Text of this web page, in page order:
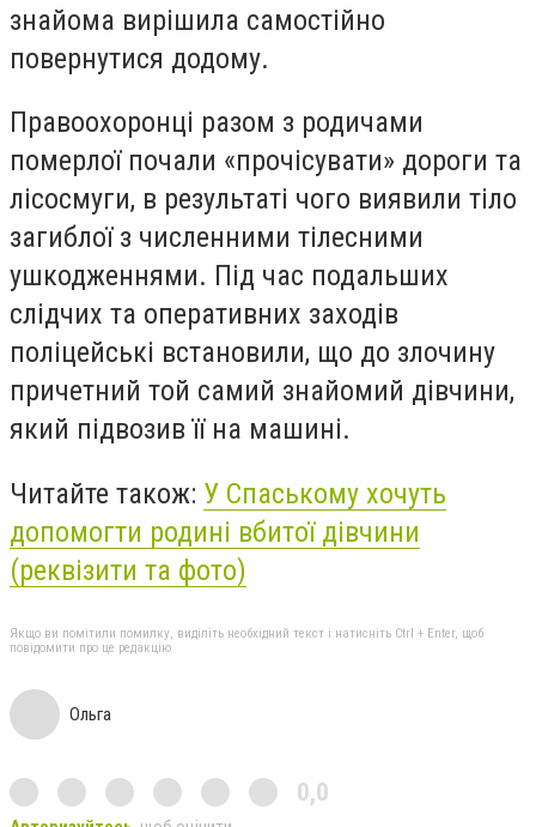
знайома вирішила самостійно
повернутися додому.
Правоохоронці разом з родичами
померлої почали «прочісувати» дороги та
лісосмуги, в результаті чого виявили тіло
загиблої з численними тілесними
ушкодженнями. Під час подальших
слідчих та оперативних заходів
поліцейські встановили, що до злочину
причетний той самий знайомий дівчини,
який підвозив її на машині.
Читайте також: У Спаському хочуть
допомогти родині вбитої дівчини
(реквізити та фото)
Якщо ви помітили помилку, виділіть необхідний текст і натисніть Ctrl + Enter, щоб
повідомити про це редакцію
Ольга
0,0